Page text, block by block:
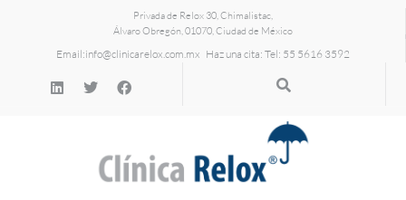
Privada de Relox 30, Chimalistac,
Álvaro Obregón, 01070, Ciudad de México
Email:info@clinicarelox.com.mx Haz una cita: Tel: 55 5616 3592